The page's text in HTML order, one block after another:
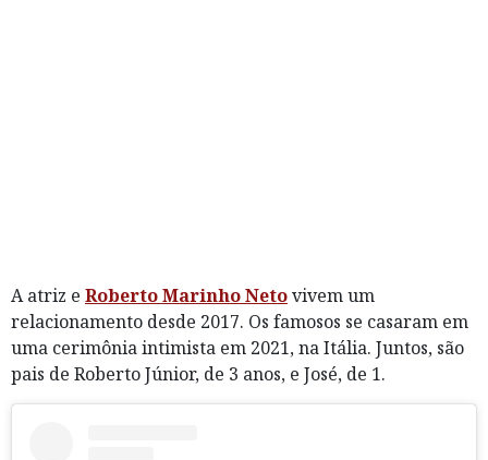
A atriz e Roberto Marinho Netovivem um
relacionamento desde 2017. Os famosos se casaram em
uma cerimônia intimista em 2021, na Itália. Juntos, são
pais de Roberto Júnior, de 3 anos, e José, de 1.